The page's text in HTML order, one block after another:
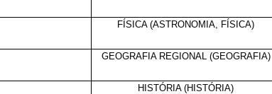
FÍSICA (ASTRONOMIA, FÍSICA)
GEOGRAFIA REGIONAL (GEOGRAFIA)
HISTÓRIA (HISTÓRIA)